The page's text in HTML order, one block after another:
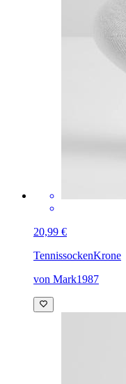
20,99 €
TennissockenKrone
von Mark1987